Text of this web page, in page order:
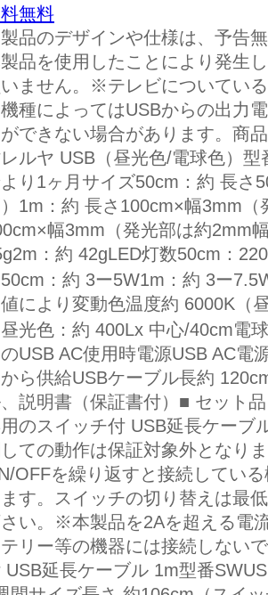
無料
品のデザインや仕様は、予告
品を使用したことにより発生
ません。※テレビについてい
種によってはUSBからの出力
ができない場合があります。商
ルヤ USB（昼光色/電球色）
り1ヶ月サイズ50cm：約 長さ
1m：約 長さ100cm×幅3mm
幅3mm（発光部は約2mm
：約 42gLED灯数50cm：
：約 3ー5W1m：約 3ー
により変動色温度約 6000K（
光色：約 400Lx 中心/40cm電
USB AC使用時電源USB AC電
ら供給USBケーブル長約
説明書（保証書付）■ セット
のスイッチ付 USB延長ケーブ
ての動作は保証対象外となり
OFFを繰り返すと接続してい
ます。スイッチの切り替えは最
い。※本製品を2Aを超える電
テリー等の機器には接続しない
USB延長ケーブル 1m型番